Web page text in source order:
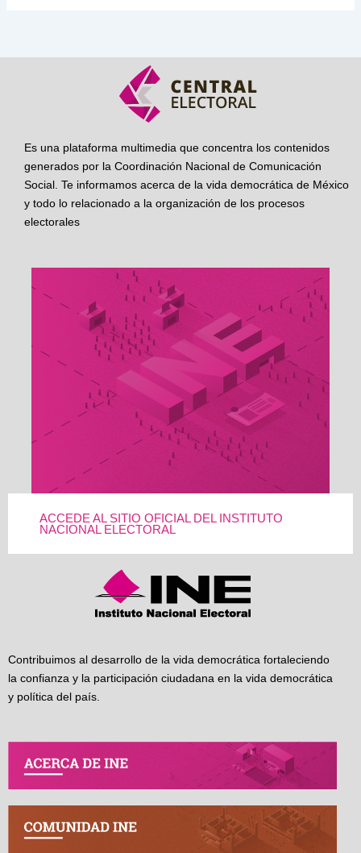
Es una plataforma multimedia que concentra los contenidos
generados por la Coordinación Nacional de Comunicación
Social. Te informamos acerca de la vida democrática de México
y todo lo relacionado a la organización de los procesos
electorales
ACCEDE AL SITIO OFICIAL DEL INSTITUTO
NACIONAL ELECTORAL
Contribuimos al desarrollo de la vida democrática fortaleciendo
la confianza y la participación ciudadana en la vida democrática
y política del país.